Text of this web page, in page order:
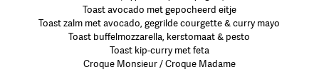
Toast avocado met gepocheerd eitje
Toast zalm met avocado, gegrilde courgette & curry mayo
Toast buffelmozzarella, kerstomaat & pesto
Toast kip-curry met feta
Croque Monsieur / Croque Madame